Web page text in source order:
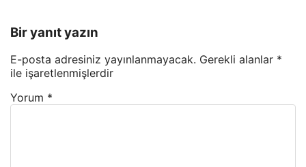
Bir yanıt yazın
E-posta adresiniz yayınlanmayacak. Gerekli alanlar *
ile işaretlenmişlerdir
Yorum *